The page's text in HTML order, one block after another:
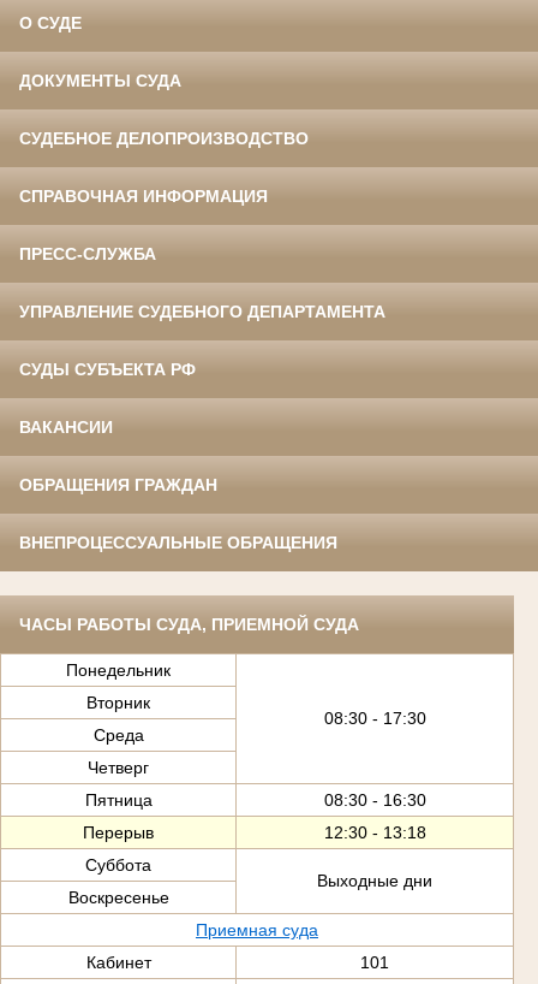
О СУДЕ
ДОКУМЕНТЫ СУДА
СУДЕБНОЕ ДЕЛОПРОИЗВОДСТВО
СПРАВОЧНАЯ ИНФОРМАЦИЯ
ПРЕСС-СЛУЖБА
УПРАВЛЕНИЕ СУДЕБНОГО ДЕПАРТАМЕНТА
СУДЫ СУБЪЕКТА РФ
ВАКАНСИИ
ОБРАЩЕНИЯ ГРАЖДАН
ВНЕПРОЦЕССУАЛЬНЫЕ ОБРАЩЕНИЯ
ЧАСЫ РАБОТЫ СУДА, ПРИЕМНОЙ СУДА
Понедельник
08:30 - 17:30
Вторник
Среда
Четверг
Пятница
08:30 - 16:30
Перерыв
12:30 - 13:18
Суббота
Выходные дни
Воскресенье
Приемная суда
Кабинет
101